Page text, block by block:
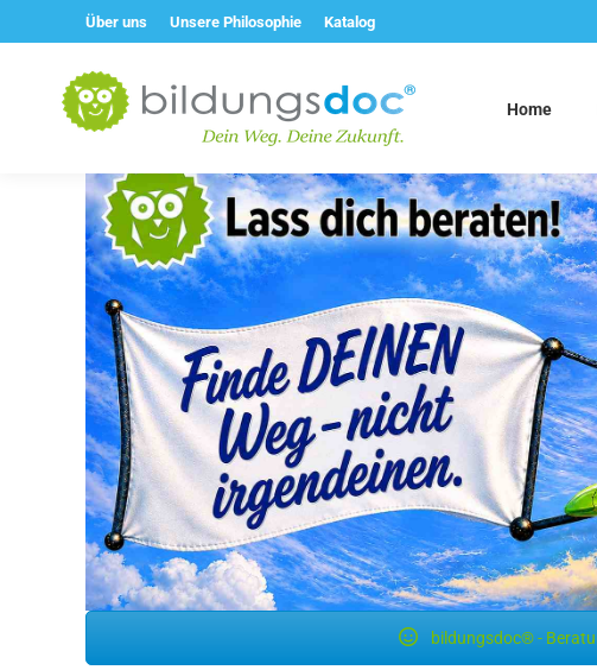
Über uns Unsere Philosophie Katalog
Home
bildungsdoc® -